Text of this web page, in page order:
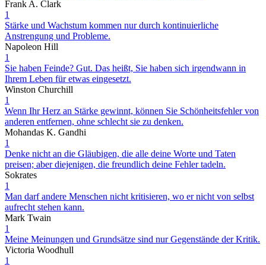
Frank A. Clark
1
Stärke und Wachstum kommen nur durch kontinuierliche
Anstrengung und Probleme.
Napoleon Hill
1
Sie haben Feinde? Gut. Das heißt, Sie haben sich irgendwann in
Ihrem Leben für etwas eingesetzt.
Winston Churchill
1
Wenn Ihr Herz an Stärke gewinnt, können Sie Schönheitsfehler von
anderen entfernen, ohne schlecht sie zu denken.
Mohandas K. Gandhi
1
Denke nicht an die Gläubigen, die alle deine Worte und Taten
preisen; aber diejenigen, die freundlich deine Fehler tadeln.
Sokrates
1
Man darf andere Menschen nicht kritisieren, wo er nicht von selbst
aufrecht stehen kann.
Mark Twain
1
Meine Meinungen und Grundsätze sind nur Gegenstände der Kritik.
Victoria Woodhull
1